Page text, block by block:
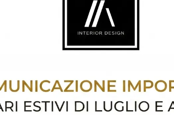
Cheba 04